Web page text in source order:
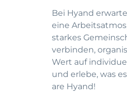
Bei Hyand
eine
starkes
verbinden,
Wert auf
und erlebe, was
are Hyand!